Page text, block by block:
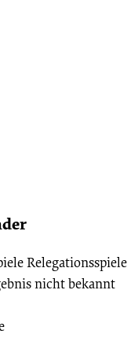
Relegationsspiele
nicht bekannt